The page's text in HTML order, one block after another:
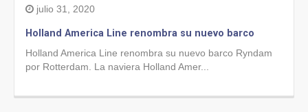
julio 31, 2020
Holland America Line renombra su nuevo barco
Holland America Line renombra su nuevo barco Ryndam
por Rotterdam. La naviera Holland Amer...